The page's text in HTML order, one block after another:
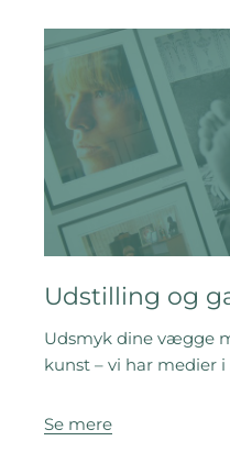
Udstilling og
Udsmyk dine vægge
kunst – vi har medier
Se mere